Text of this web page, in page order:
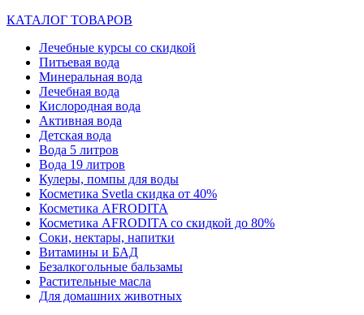
КАТАЛОГ ТОВАРОВ
Лечебные курсы со скидкой
Питьевая вода
Минеральная вода
Лечебная вода
Кислородная вода
Активная вода
Детская вода
Вода 5 литров
Вода 19 литров
Кулеры, помпы для воды
Косметика Svetla скидка от 40%
Косметика AFRODITA
Косметика AFRODITA со скидкой до 80%
Соки, нектары, напитки
Витамины и БАД
Безалкогольные бальзамы
Растительные масла
Для домашних животных